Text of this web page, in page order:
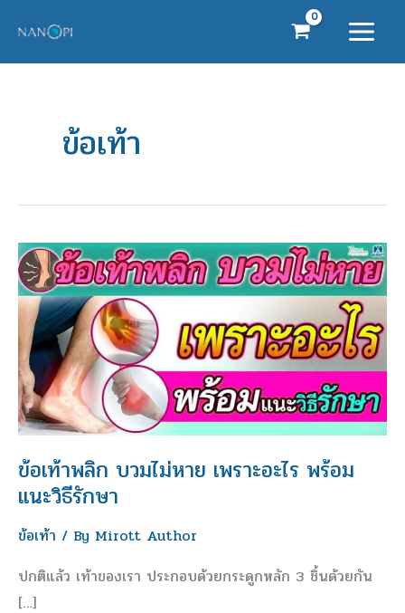
content
ข้อเท้า
ข้อเท้าพลิก บวมไม่หาย เพราะอะไร พร้อม
แนะวิธีรักษา
ข้อเท้า / By Mirott Author
ปกติแล้ว เท้าของเรา ประกอบด้วยกระดูกหลัก 3 ชิ้นด้วยกัน
[…]
ข้อ
เท้า
พลิก
บวม
ไม่
หาย
เพราะ
อะไร
พร้อม
แนะ
รักษา